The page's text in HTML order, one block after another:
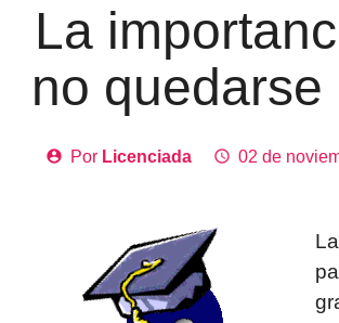
La
no quedarse
account_circle Por Licenciada access_time 02 de